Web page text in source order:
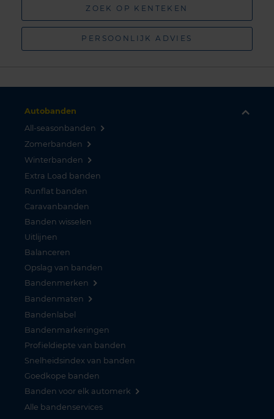
ZOEK OP KENTEKEN
PERSOONLIJK ADVIES
Autobanden
All-seasonbanden
Zomerbanden
Winterbanden
Extra Load banden
Runflat banden
Caravanbanden
Banden wisselen
Uitlijnen
Balanceren
Opslag van banden
Bandenmerken
Bandenmaten
Bandenlabel
Bandenmarkeringen
Profieldiepte van banden
Snelheidsindex van banden
Goedkope banden
Banden voor elk automerk
Alle bandenservices